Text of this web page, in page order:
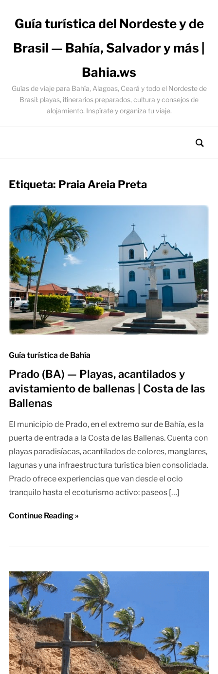
Guía turística del Nordeste y de
Brasil — Bahía, Salvador y más |
Bahia.ws
Guías de viaje para Bahía, Alagoas, Ceará y todo el Nordeste de
Brasil: playas, itinerarios preparados, cultura y consejos de
alojamiento. Inspírate y organiza tu viaje.
Etiqueta: Praia Areia Preta
Guía turística de Bahía
Prado (BA) — Playas, acantilados y
avistamiento de ballenas | Costa de las
Ballenas
El municipio de Prado, en el extremo sur de Bahía, es la
puerta de entrada a la Costa de las Ballenas. Cuenta con
playas paradisíacas, acantilados de colores, manglares,
lagunas y una infraestructura turística bien consolidada.
Prado ofrece experiencias que van desde el ocio
tranquilo hasta el ecoturismo activo: paseos […]
Continue Reading »